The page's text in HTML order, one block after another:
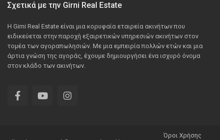
Σχετικά με την Girni Real Estate
Η Girni Real Estate είναι μια κορυφαία εταιρεία ακινήτων που
ειδικεύεται στην παροχή εξαιρετικών υπηρεσιών ακινήτων στον
τομέα των αγοραπωλησιών. Με μια εμπειρία πολλών ετών και μια
άρτια γνώση της αγοράς, έχουμε δημιουργήσει ένα ισχυρό όνομα
στον κλάδο των ακινήτων.
Όροι Χρήσης